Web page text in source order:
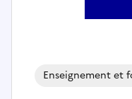
Enseignement et